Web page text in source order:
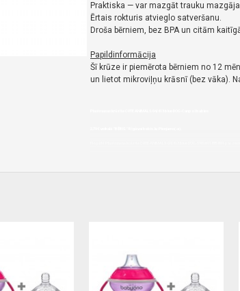
Praktiska — var mazgāt trauku
Ērtais rokturis atvieglo satveršanu.
Droša bērniem, bez BPA un citām
Papildinformācija
Šī krūze ir piemērota bērniem no 12
un lietot mikroviļņu krāsnī (bez vāka).
Nopirkt Plastmasas krūzīte CUTE ANIMALS 04/413 blue DOG-5901691885844-par